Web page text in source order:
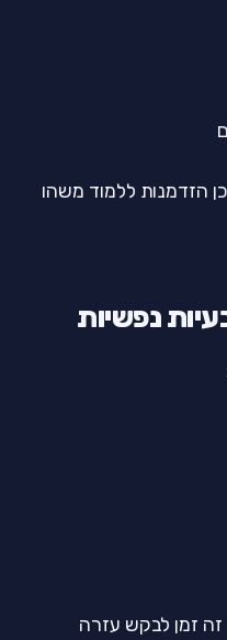
הזדמנות ללמוד משהו
נפשיות
זמן לבקש עזרה